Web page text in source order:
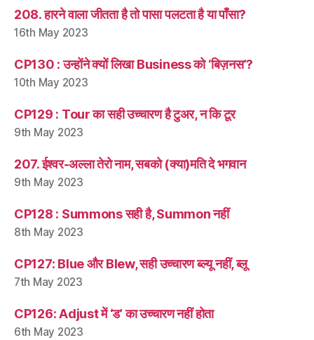
208. हारने वाला जीतता है तो पासा पलटता है या पाँसा?
16th May 2023
CP130 : उन्होंने क्यों लिखा Business को ‘बिज़नस’?
10th May 2023
CP129 : Tour का सही उच्चारण है टुअर, न कि टूर
9th May 2023
207. ईश्वर-अल्ला तेरो नाम, सबको (क्या)मति दे भगवान
9th May 2023
CP128 : Summons सही है, Summon नहीं
8th May 2023
CP127: Blue और Blew, सही उच्चारण ब्ल्यू नहीं, ब्लू
7th May 2023
CP126: Adjust में ‘ड’ का उच्चारण नहीं होता
6th May 2023